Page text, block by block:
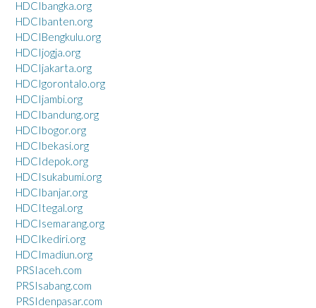
HDCIbangka.org
HDCIbanten.org
HDCIBengkulu.org
HDCIjogja.org
HDCIjakarta.org
HDCIgorontalo.org
HDCIjambi.org
HDCIbandung.org
HDCIbogor.org
HDCIbekasi.org
HDCIdepok.org
HDCIsukabumi.org
HDCIbanjar.org
HDCItegal.org
HDCIsemarang.org
HDCIkediri.org
HDCImadiun.org
PRSIaceh.com
PRSIsabang.com
PRSIdenpasar.com